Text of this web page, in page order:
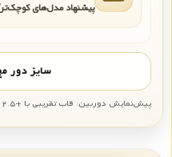
پیشنهاد مدل‌های
سایز دور
پیش‌نمایش دوربین: قاب تقریبی با +۲.۵ میلی‌متر در هر طرف